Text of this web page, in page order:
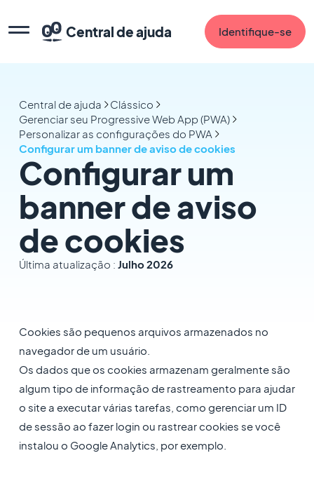
Central de ajuda Identifique-se
Central de ajuda
Clássico
Gerenciar seu Progressive Web App (PWA)
Personalizar as configurações do PWA
Configurar um banner de aviso de cookies
Configurar um
banner de aviso
de cookies
Última atualização : Julho 2026
Cookies são pequenos arquivos armazenados no
navegador de um usuário.
Os dados que os cookies armazenam geralmente são
algum tipo de informação de rastreamento para ajudar
o site a executar várias tarefas, como gerenciar um ID
de sessão ao fazer login ou rastrear cookies se você
instalou o Google Analytics, por exemplo.